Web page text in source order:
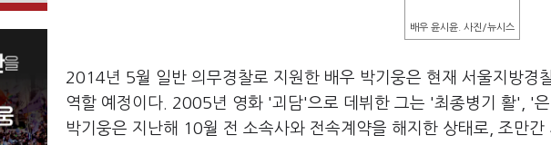
배우 윤시윤. 사진/뉴시스
2014년 5월 일반 의무경찰로 지원한 배우 박기웅은 현재 서울지방경
역할 예정이다. 2005년 영화 '괴담'으로 데뷔한 그는 '최종병기 활', '
박기웅은 지난해 10월 전 소속사와 전속계약을 해지한 상태로, 조만간